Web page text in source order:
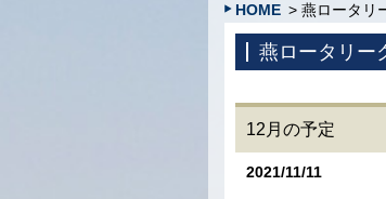
HOME > 燕ロータリ
燕ロータリー
12月の予定
2021/11/11